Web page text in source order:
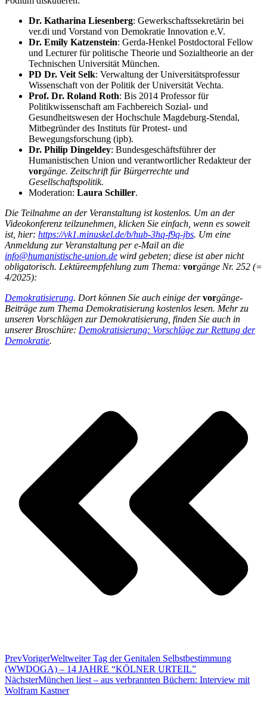
Dr. Katharina Liesenberg: Gewerkschaftssekretärin bei
ver.di und Vorstand von Demokratie Innovation e.V.
Dr. Emily Katzenstein: Gerda-Henkel Postdoctoral Fellow
und Lecturer für politische Theorie und Sozialtheorie an der
Technischen Universität München.
PD Dr. Veit Selk: Verwaltung der Universitätsprofessur
Wissenschaft von der Politik der Universität Vechta.
Prof. Dr. Roland Roth: Bis 2014 Professor für
Politikwissenschaft am Fachbereich Sozial- und
Gesundheitswesen der Hochschule Magdeburg-Stendal,
Mitbegründer des Instituts für Protest- und
Bewegungsforschung (ipb).
Dr. Philip Dingeldey: Bundesgeschäftsführer der
Humanistischen Union und verantwortlicher Redakteur der
vorgänge. Zeitschrift für Bürgerrechte und
Gesellschaftspolitik.
Moderation: Laura Schiller.
Die Teilnahme an der Veranstaltung ist kostenlos. Um an der
Videokonferenz teilzunehmen, klicken Sie einfach, wenn es soweit
ist, hier: https://vk1.minuskel.de/b/hub-3hq-f9q-jbs. Um eine
Anmeldung zur Veranstaltung per e-Mail an die
info@humanistische-union.de wird gebeten; diese ist aber nicht
obligatorisch. Lektüreempfehlung zum Thema: vorgänge Nr. 252 (=
4/2025):
Demokratisierung. Dort können Sie auch einige dervorgänge-
Beiträge zum Thema Demokratisierung kostenlos lesen. Mehr zu
unseren Vorschlägen zur Demokratisierung, finden Sie auch in
unserer Broschüre: Demokratisierung: Vorschläge zur Rettung der
Demokratie.
PrevVorigerWeltweiter Tag der Genitalen Selbstbestimmung
(WWDOGA) – 14 JAHRE “KÖLNER URTEIL”
NächsterMünchen liest – aus verbrannten Büchern: Interview mit
Wolfram Kastner